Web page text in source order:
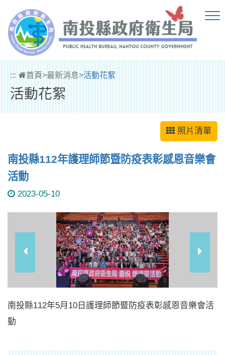
::: 首頁>最新消息>活動花絮
活動花絮
照片清單
南投縣112年護理師節暨防疫表彰感恩音樂會
活動
2023-05-10
南投縣112年5月10日護理師節暨防疫表彰感恩音樂會活
動